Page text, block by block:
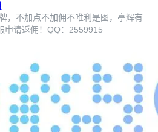
，不加点不加佣不唯利是图，亭辉有
申请返佣！QQ：2559915